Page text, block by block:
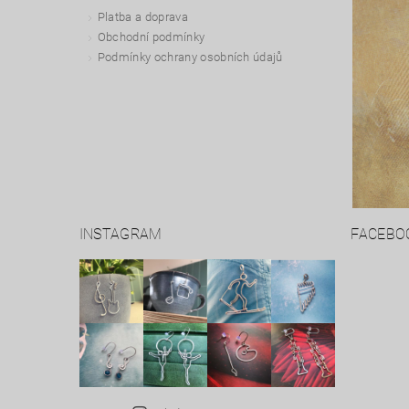
Platba a doprava
Obchodní podmínky
Podmínky ochrany osobních údajů
INSTAGRAM